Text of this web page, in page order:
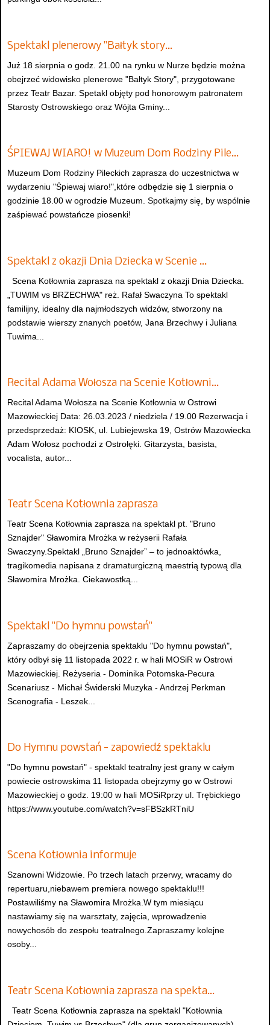
Spektakl plenerowy "Bałtyk story…
Już 18 sierpnia o godz. 21.00 na rynku w Nurze będzie można
obejrzeć widowisko plenerowe "Bałtyk Story", przygotowane
przez Teatr Bazar. Spetakl objęty pod honorowym patronatem
Starosty Ostrowskiego oraz Wójta Gminy...
ŚPIEWAJ WIARO! w Muzeum Dom Rodziny Pile…
Muzeum Dom Rodziny Pileckich zaprasza do uczestnictwa w
wydarzeniu "Śpiewaj wiaro!",które odbędzie się 1 sierpnia o
godzinie 18.00 w ogrodzie Muzeum. Spotkajmy się, by wspólnie
zaśpiewać powstańcze piosenki!
Spektakl z okazji Dnia Dziecka w Scenie …
Scena Kotłownia zaprasza na spektakl z okazji Dnia Dziecka.
„TUWIM vs BRZECHWA" reż. Rafał Swaczyna To spektakl
familijny, idealny dla najmłodszych widzów, stworzony na
podstawie wierszy znanych poetów, Jana Brzechwy i Juliana
Tuwima...
Recital Adama Wołosza na Scenie Kotłowni…
Recital Adama Wołosza na Scenie Kotłownia w Ostrowi
Mazowieckiej Data: 26.03.2023 / niedziela / 19.00 Rezerwacja i
przedsprzedaż: KIOSK, ul. Lubiejewska 19, Ostrów Mazowiecka
Adam Wołosz pochodzi z Ostrołęki. Gitarzysta, basista,
vocalista, autor...
Teatr Scena Kotłownia zaprasza
Teatr Scena Kotłownia zaprasza na spektakl pt. "Bruno
Sznajder" Sławomira Mrożka w reżyserii Rafała
Swaczyny.Spektakl „Bruno Sznajder” – to jednoaktówka,
tragikomedia napisana z dramaturgiczną maestrią typową dla
Sławomira Mrożka. Ciekawostką...
Spektakl "Do hymnu powstań"
Zapraszamy do obejrzenia spektaklu "Do hymnu powstań",
który odbył się 11 listopada 2022 r. w hali MOSiR w Ostrowi
Mazowieckiej. Reżyseria - Dominika Potomska-Pecura
Scenariusz - Michał Świderski Muzyka - Andrzej Perkman
Scenografia - Leszek...
Do Hymnu powstań - zapowiedź spektaklu
"Do hymnu powstań" - spektakl teatralny jest grany w całym
powiecie ostrowskima 11 listopada obejrzymy go w Ostrowi
Mazowieckiej o godz. 19:00 w hali MOSiRprzy ul. Trębickiego
https://www.youtube.com/watch?v=sFBSzkRTniU
Scena Kotłownia informuje
Szanowni Widzowie. Po trzech latach przerwy, wracamy do
repertuaru,niebawem premiera nowego spektaklu!!!
Postawiliśmy na Sławomira Mrożka.W tym miesiącu
nastawiamy się na warsztaty, zajęcia, wprowadzenie
nowychosób do zespołu teatralnego.Zapraszamy kolejne
osoby...
Teatr Scena Kotłownia zaprasza na spekta…
Teatr Scena Kotłownia zaprasza na spektakl "Kotłownia